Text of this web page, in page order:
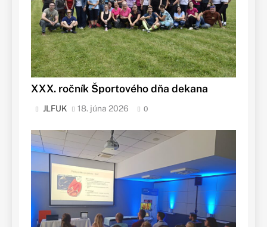
XXX. ročník Športového dňa dekana
JLFUK 18. júna 2026 0